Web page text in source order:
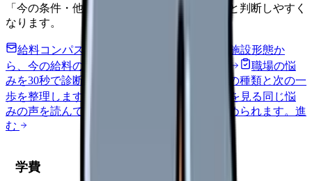
「今の条件・他の選択肢・相談先」を分けると判断しやすく
なります。
給料コンパスで比較する
地域・経験年数・施設形態か
ら、今の給料の現在地を確認できます。
職場の悩
みを30秒で診断
辞めるべきか迷う前に、悩みの種類と次の一
歩を整理します。
匿名掲示板で本音を見る 同じ悩
みの声を読んで、今の職場だけの問題か確かめられます。 進
む
学費